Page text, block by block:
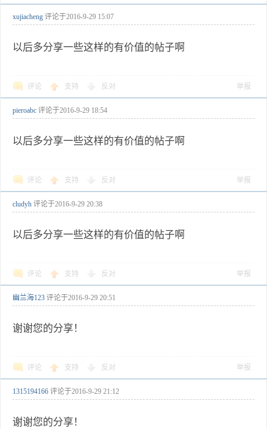
xujiacheng 评论于2016-9-29 15:07
以后多分享一些这样的有价值的帖子啊
评论 支持 反对 举报
pieroabc 评论于2016-9-29 18:54
以后多分享一些这样的有价值的帖子啊
评论 支持 反对 举报
cludyh 评论于2016-9-29 20:38
以后多分享一些这样的有价值的帖子啊
评论 支持 反对 举报
幽兰海123 评论于2016-9-29 20:51
谢谢您的分享！
评论 支持 反对 举报
1315194166 评论于2016-9-29 21:12
谢谢您的分享！